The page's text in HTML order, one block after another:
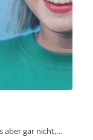
aber gar nicht,…